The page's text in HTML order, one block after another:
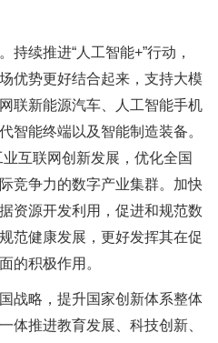
续推进“人工智能+”行动，
优势更好结合起来，支持大模
联新能源汽车、人工智能手机
智能终端以及智能制造装备。
互联网创新发展，优化全国
竞争力的数字产业集群。加快
资源开发利用，促进和规范数
范健康发展，更好发挥其在促
的积极作用。
略，提升国家创新体系整体
体推进教育发展、科技创新、